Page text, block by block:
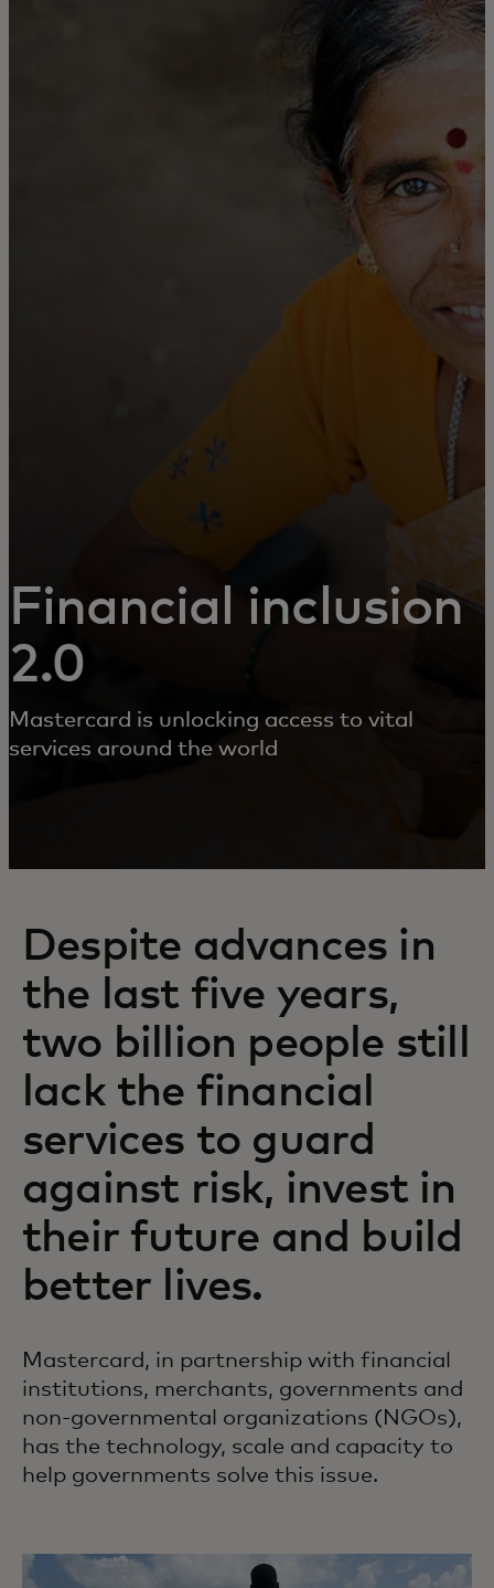
Noticias y tendencias
Financial inclusion
2.0
Mastercard is unlocking access to vital
services around the world
Despite advances in
the last five years,
two billion people still
lack the financial
services to guard
against risk, invest in
their future and build
better lives.
Mastercard, in partnership with financial
institutions, merchants, governments and
non-governmental organizations (NGOs),
has the technology, scale and capacity to
help governments solve this issue.